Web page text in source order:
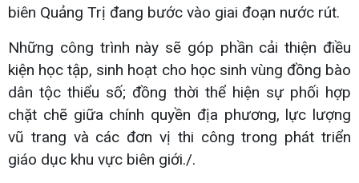
biên Quảng Trị đang bước vào giai đoạn nước rút.
Những công trình này sẽ góp phần cải thiện điều
kiện học tập, sinh hoạt cho học sinh vùng đồng bào
dân tộc thiểu số; đồng thời thể hiện sự phối hợp
chặt chẽ giữa chính quyền địa phương, lực lượng
vũ trang và các đơn vị thi công trong phát triển
giáo dục khu vực biên giới./.